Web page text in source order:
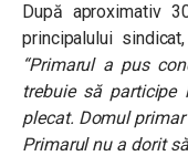
După aproximativ
principalului
“Primarul a pus
trebuie să
plecat. Domul
Primarul nu a dorit